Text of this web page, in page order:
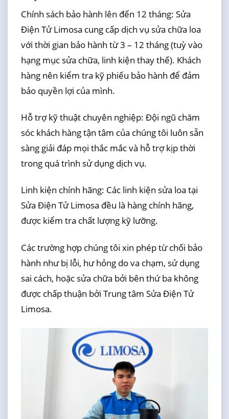
Chính sách bảo hành lên đến 12 tháng: Sửa
Điện Tử Limosa cung cấp dịch vụ sửa chữa loa
với thời gian bảo hành từ 3 – 12 tháng (tuỳ vào
hạng mục sửa chữa, linh kiện thay thế). Khách
hàng nên kiểm tra kỹ phiếu bảo hành để đảm
bảo quyền lợi của mình.
Hỗ trợ kỹ thuật chuyên nghiệp: Đội ngũ chăm
sóc khách hàng tận tâm của chúng tôi luôn sẵn
sàng giải đáp mọi thắc mắc và hỗ trợ kịp thời
trong quá trình sử dụng dịch vụ.
Linh kiện chính hãng: Các linh kiện sửa loa tại
Sửa Điện Tử Limosa đều là hàng chính hãng,
được kiểm tra chất lượng kỹ lưỡng.
Các trường hợp chúng tôi xin phép từ chối bảo
hành như bị lỗi, hư hỏng do va chạm, sử dụng
sai cách, hoặc sửa chữa bởi bên thứ ba không
được chấp thuận bởi Trung tâm Sửa Điện Tử
Limosa.